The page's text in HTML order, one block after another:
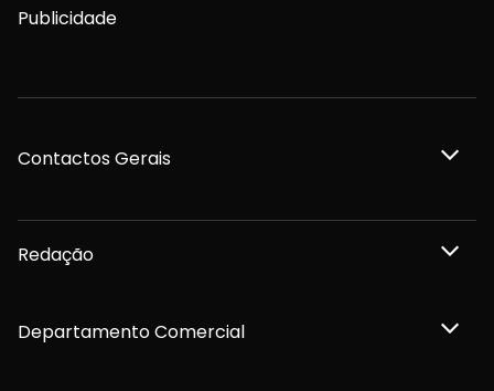
Publicidade
Contactos Gerais
Redação
Departamento Comercial